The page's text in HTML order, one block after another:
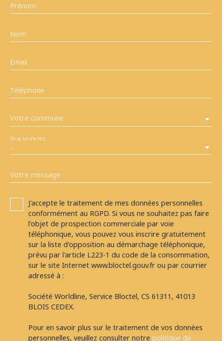
Prénom
Nom
Email
Téléphone
Votre commune
-
Vous souhaitez
Votre message
J'accepte le traitement de mes données personnelles
conformément au RGPD. Si vous ne souhaitez pas faire
l'objet de prospection commerciale par voie
téléphonique, vous pouvez vous inscrire gratuitement
sur la liste d'opposition au démarchage téléphonique,
prévu par l'article L223-1 du code de la consommation,
sur le site Internet www.bloctel.gouv.fr ou par courrier
adressé à :
Société Worldline, Service Bloctel, CS 61311, 41013
BLOIS CEDEX.
Pour en savoir plus sur le traitement de vos données
personnelles, veuillez consulter notre politique de